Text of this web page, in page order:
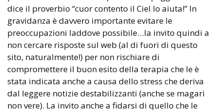
dice il proverbio “cuor contento il Ciel lo aiuta!” In
gravidanza è davvero importante evitare le
preoccupazioni laddove possibile…la invito quindi a
non cercare risposte sul web (al di fuori di questo
sito, naturalmente!) per non rischiare di
compromettere il buon esito della terapia che le è
stata indicata anche a causa dello stress che deriva
dal leggere notizie destabilizzanti (anche se magari
non vere). La invito anche a fidarsi di quello che le